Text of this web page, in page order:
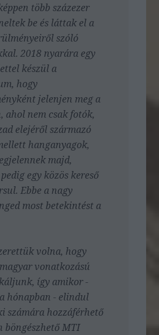
több százezer
be és láttak el a
szóló
2018 nyarára egy
készül a
hogy
jelenjen meg a
ahol nem csak fotók,
elejéről származó
hanganyagok,
majd,
egy közös kereső
Ebbe a nagy
most betekintést a
volna, hogy
vonatkozású
így amikor -
hónapban - elindul
számára hozzáférhető
böngészhető MTI